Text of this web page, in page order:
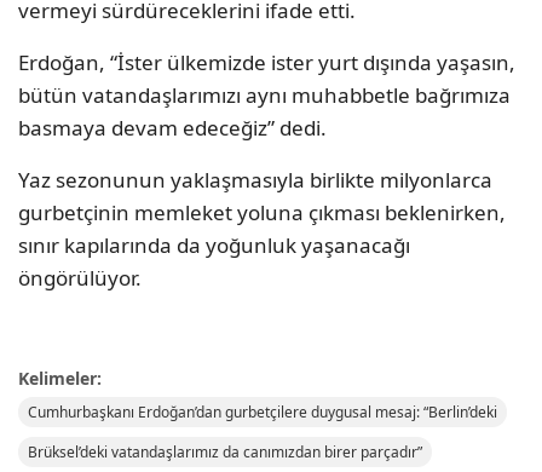
vermeyi sürdüreceklerini ifade etti.
Erdoğan, “İster ülkemizde ister yurt dışında yaşasın,
bütün vatandaşlarımızı aynı muhabbetle bağrımıza
basmaya devam edeceğiz” dedi.
Yaz sezonunun yaklaşmasıyla birlikte milyonlarca
gurbetçinin memleket yoluna çıkması beklenirken,
sınır kapılarında da yoğunluk yaşanacağı
öngörülüyor.
Kelimeler:
Cumhurbaşkanı Erdoğan’dan gurbetçilere duygusal mesaj: “Berlin’deki
Brüksel’deki vatandaşlarımız da canımızdan birer parçadır”